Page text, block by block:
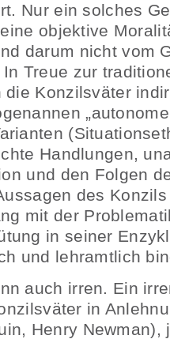
Nur ein solches
objektive
darum nicht vom
Treue zur
die Konzilsväter
Handlungen,
und den Folgen
des
mit der
in seiner
und lehramtlich
auch irren. Ein
in
Henry Newman),